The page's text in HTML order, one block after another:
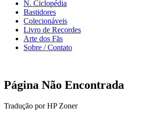
N. Ciclopédia
Bastidores
Colecionáveis
Livro de Recordes
Arte dos Fãs
Sobre / Contato
Página Não Encontrada
Tradução por HP Zoner